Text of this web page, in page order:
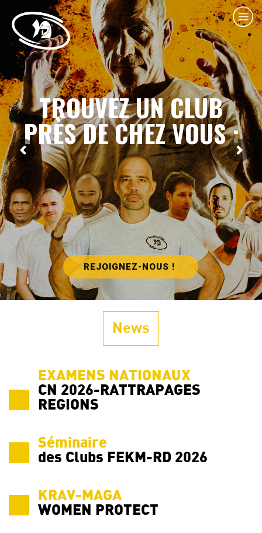
TROUVEZ UN CLUB
PRÈS DE CHEZ VOUS :
REJOIGNEZ-NOUS !
News
EXAMENS NATIONAUX
CN 2026-RATTRAPAGES
REGIONS
Séminaire
des Clubs FEKM-RD 2026
KRAV-MAGA
WOMEN PROTECT